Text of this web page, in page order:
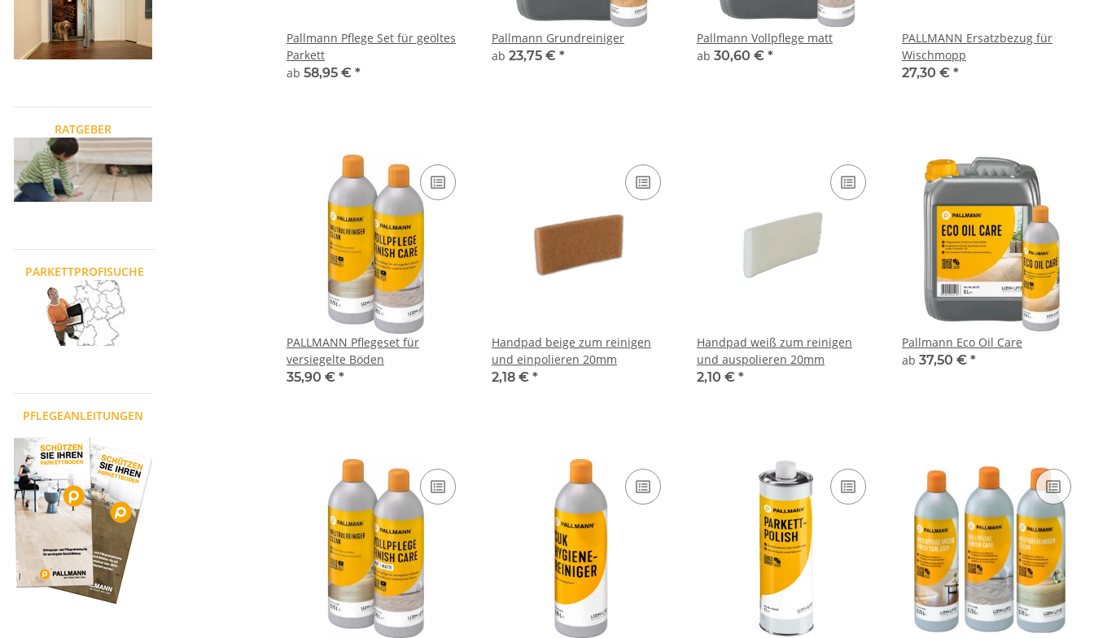
Pallmann Pflege Set für geöltes
Parkett
ab 58,95 € *
Pallmann Grundreiniger
ab 23,75 € *
Pallmann Vollpflege matt
ab 30,60 € *
PALLMANN Ersatzbezug für
Wischmopp
27,30 € *
PALLMANN Pflegeset für
versiegelte Böden
35,90 € *
Handpad beige zum reinigen
und einpolieren 20mm
2,18 € *
Handpad weiß zum reinigen
und auspolieren 20mm
2,10 € *
Pallmann Eco Oil Care
ab 37,50 € *
RATGEBER
PARKETTPROFISUCHE
PFLEGEANLEITUNGEN